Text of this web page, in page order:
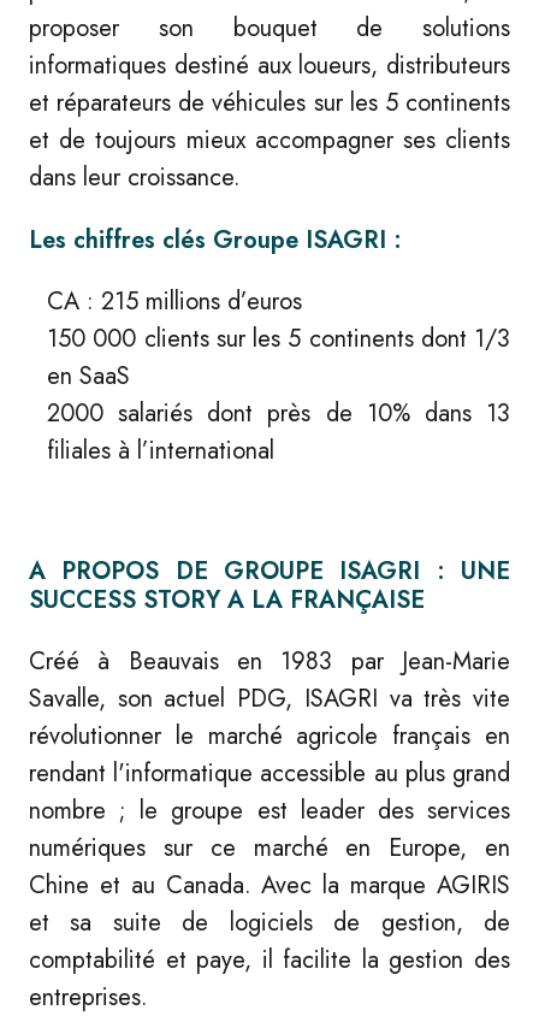
proposer son bouquet de solutions
informatiques destiné aux loueurs, distributeurs
et réparateurs de véhicules sur les 5 continents
et de toujours mieux accompagner ses clients
dans leur croissance.
Les chiffres clés Groupe ISAGRI :
CA : 215 millions d’euros
150 000 clients sur les 5 continents dont 1/3
en SaaS
2000 salariés dont près de 10% dans 13
filiales à l’international
A PROPOS DE GROUPE ISAGRI : UNE
SUCCESS STORY A LA FRANÇAISE
Créé à Beauvais en 1983 par Jean-Marie
Savalle, son actuel PDG, ISAGRI va très vite
révolutionner le marché agricole français en
rendant l'informatique accessible au plus grand
nombre ; le groupe est leader des services
numériques sur ce marché en Europe, en
Chine et au Canada. Avec la marque AGIRIS
et sa suite de logiciels de gestion, de
comptabilité et paye, il facilite la gestion des
entreprises.